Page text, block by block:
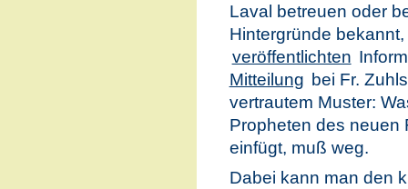
Laval betreuen oder
Hintergründe
veröffentlichten
Mitteilung bei Fr.
vertrautem Muster:
Propheten des neuen
einfügt, muß weg.
Dabei kann man den